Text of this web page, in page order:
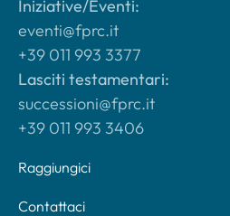
Iniziative/Eventi:
eventi@fprc.it
+39 011 993 3377
Lasciti testamentari:
successioni@fprc.it
+39 011 993 3406
Raggiungici
Contattaci